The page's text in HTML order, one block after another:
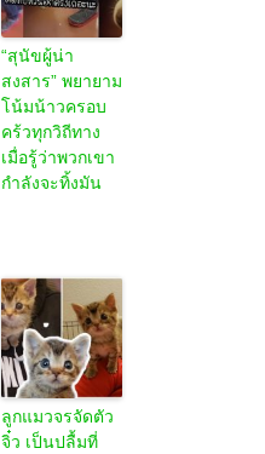
“สุนัขผู้น่า
สงสาร” พยายาม
โน้มน้าวครอบ
คร้วทุกวิถีทาง
เมื่อรู้ว่าพวกเขา
กำลังจะทิ้งมัน
ลูกแมวจรจัดตัว
จิ๋ว เป็นปลื้มที่